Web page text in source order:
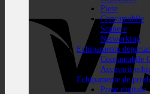
Piese
Consumabile
Scanere
Networking
Echipamente
Consumabile
Accesorii
Echipamente de
Prese digitale